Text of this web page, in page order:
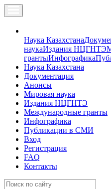
Наука Казахстана
наукаИздания НЦГНТЭ
грантыИнфографика
Наука Казахстана
Документация
Анонсы
Мировая наука
Издания НЦГНТЭ
Международные гранты
Инфографика
Публикации в СМИ
Вход
Регистрация
FAQ
Контакты